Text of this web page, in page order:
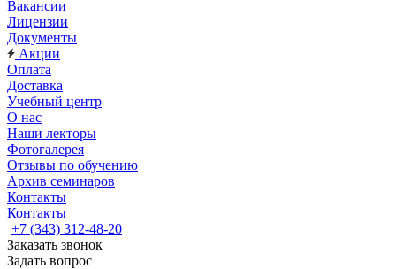
Вакансии
Лицензии
Документы
Акции
Оплата
Доставка
Учебный центр
О нас
Наши лекторы
Фотогалерея
Отзывы по обучению
Архив семинаров
Контакты
Контакты
+7 (343) 312-48-20
Заказать звонок
Задать вопрос